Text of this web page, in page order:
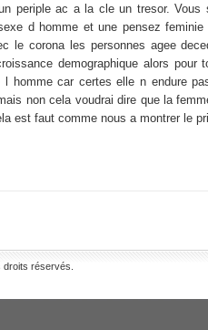
periple ac a la cle un tresor.
d homme et une pensez
le corona les personnes agee
demographique alors
homme car certes elle n endure
non cela voudrai dire que la
est faut comme nous a montrer le
droits réservés.